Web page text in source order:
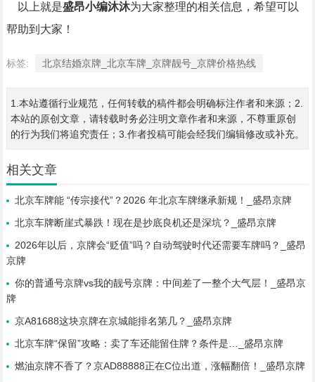
以上就是盛昂小编沐沐为大家整理的相关信息，希望可以
帮助到大家！
标签: 北京结婚京牌_北京车牌_京牌靓号_京牌价格热线
1.本站遵循行业规范，任何转载的稿件都会明确标注作者和来源；2.
本站的原创文章，请转载时务必注明文章作者和来源，不尊重原创
的行为我们将追究责任；3.作者投稿可能会经我们编辑修改或补充。
相关文章
北京车牌能 “传宗接代”？2026 年北京车牌继承新规！_盛昂京牌
北京车牌断崖式暴跌！现在是抄底良机还是深坑？_盛昂京牌
2026年以后，京牌会“贬值”吗？自动驾驶时代还需要车牌吗？_盛昂
京牌
你的普通号京牌vs我的靓号京牌：中间差了一整个大气层！_盛昂京
牌
京A81688这块京牌在京城能排名第几？_盛昂京牌
北京车牌“保留”攻略：卖了车还能留住牌？条件是…_盛昂京牌
燃油京牌不香了？京AD88888正在C位出道，涨幅翻倍！_盛昂京牌